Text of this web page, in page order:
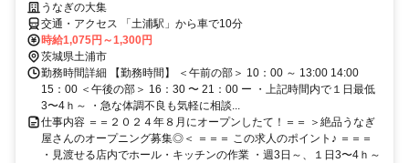
うなぎの大集
交通・アクセス 「土浦駅」から車で10分
時給1,075円～1,300円
茨城県土浦市
勤務時間詳細 【勤務時間】 ＜午前の部＞ 10：00 ～ 13:00 14:00
15：00 ＜午後の部＞ 16：30 〜 21：00 ー ・上記時間内で１日最低
3〜4ｈ～ ・急な体調不良も気軽に相談...
仕事内容 ＝＝２０２４年８月にオープンしたて！＝＝ ＞絶品うなぎ
屋さんのオープニング募集◎＜ ＝＝＝ この求人のポイント♪ ＝＝＝
・見渡せる店内でホール・キッチンの作業 ・週3日～、１日3〜4ｈ～